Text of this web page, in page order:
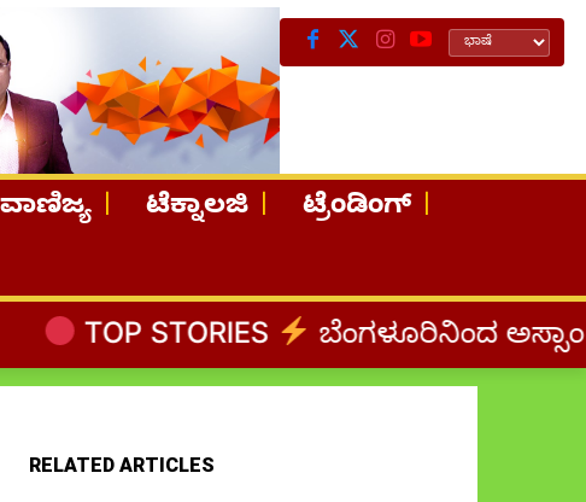
ವಾಣಿಜ್ಯ ಟೆಕ್ನಾಲಜಿ
ಟ್ರೆಂಡಿಂಗ್
ಬೆಂಗಳೂರಿನಿಂದ ಅಸ್ಸಾಂ ಪ್ರವಾಹ
RELATED ARTICLES